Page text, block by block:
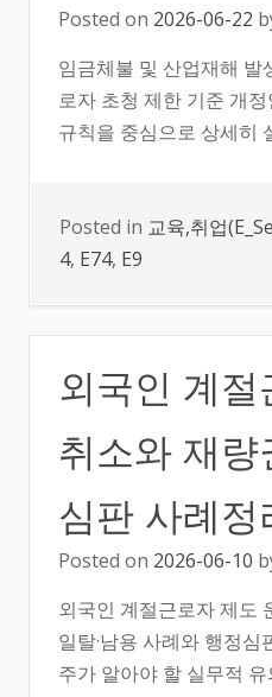
Posted on 2026-06-22
임금체불 및 산업재해 발
로자 초청 제한 기준 개
규칙을 중심으로 상세히
Posted in 교육,취업
4, E74, E9
외국인 계
취소와 재
심판 사례정
Posted on 2026-06-10
외국인 계절근로자 제도
일탈·남용 사례와 행정
주가 알아야 할 실무적